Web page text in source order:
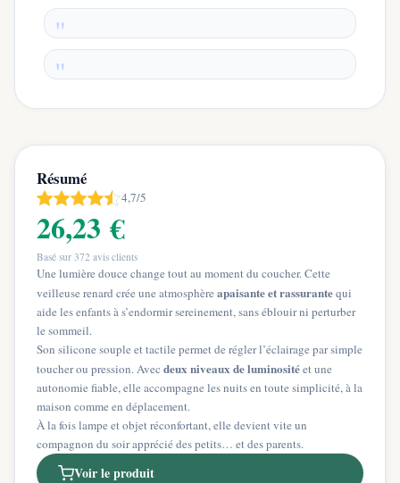
Résumé
4,7/5
26,23 €
Basé sur 372 avis clients
Une lumière douce change tout au moment du coucher. Cette
veilleuse renard crée une atmosphère apaisante et rassurantequi
aide les enfants à s’endormir sereinement, sans éblouir ni perturber
le sommeil.
Son silicone souple et tactile permet de régler l’éclairage par simple
toucher ou pression. Avec deux niveaux de luminositéet une
autonomie fiable, elle accompagne les nuits en toute simplicité, à la
maison comme en déplacement.
À la fois lampe et objet réconfortant, elle devient vite un
compagnon du soir apprécié des petits… et des parents.
Voir le produit